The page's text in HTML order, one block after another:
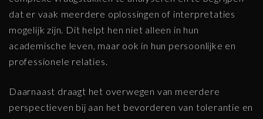
dat er vaak meerdere oplossingen of interpretaties
mogelijk zijn. Dit helpt hen niet alleen in hun
academische leven, maar ook in hun persoonlijke en
professionele relaties.
Daarnaast draagt het overwegen van meerdere
perspectieven bij aan het bevorderen van tolerantie en